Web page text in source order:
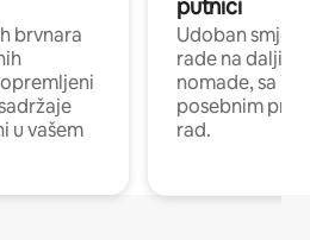
brvnara
u vašem
putnici
Udoban
rade na
nomade, sa
posebnim
rad.